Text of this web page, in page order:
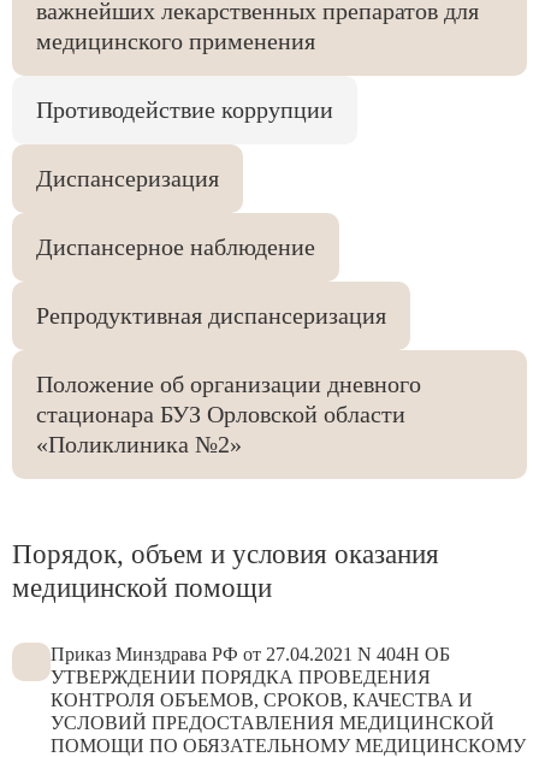
важнейших лекарственных препаратов для
медицинского применения
Противодействие коррупции
Диспансеризация
Диспансерное наблюдение
Репродуктивная диспансеризация
Положение об организации дневного
стационара БУЗ Орловской области
«Поликлиника №2»
Порядок, объем и условия оказания
медицинской помощи
Приказ Минздрава РФ от 27.04.2021 N 404Н ОБ
УТВЕРЖДЕНИИ ПОРЯДКА ПРОВЕДЕНИЯ
КОНТРОЛЯ ОБЪЕМОВ, СРОКОВ, КАЧЕСТВА И
УСЛОВИЙ ПРЕДОСТАВЛЕНИЯ МЕДИЦИНСКОЙ
ПОМОЩИ ПО ОБЯЗАТЕЛЬНОМУ МЕДИЦИНСКОМУ